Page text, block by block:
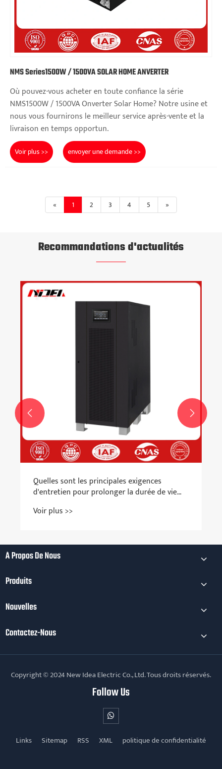
NMS Series1500W / 1500VA SOLAR HOME ANVERTER
Où pouvez-vous acheter en toute confiance la série
NMS1500W / 1500VA Onverter Solar Home? Notre usine et
nous vous fournirons le meilleur service après-vente et la
livraison en temps opportun.
Voir plus >> envoyer une demande >>
« 1 2 3 4 5 »
Recommandations d'actualités
Quelles sont les principales exigences
d'entretien pour prolonger la durée de vie
Voir plus >>
 
À Propos De Nous
Produits
Nouvelles
Contactez-Nous
Copyright © 2024 New Idea Electric Co., Ltd. Tous droits réservés.
Follow Us
Links Sitemap RSS XML politique de confidentialité